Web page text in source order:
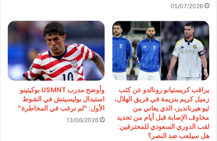
05/07/2026
يراقب كريستيانو رونالدو عن كثب
زميل كريم بنزيمة في فريق الهلال،
ثيو هيرنانديز، الذي يعاني من
مخاوف الإصابة قبل أيام من تحديد
لقب الدوري السعودي للمحترفين:
هل سيلعب ضد النصر؟
وأوضح مدرب USMNT بوكيتينو
استبدال بوليسيتش في الشوط
الأول: “لم نرغب في المخاطرة”
13/06/2026